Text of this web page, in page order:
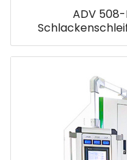
ADV
Schlacke und